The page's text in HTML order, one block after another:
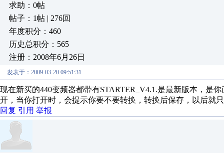
求助：0帖
帖子：1帖 | 276回
年度积分：460
历史总积分：565
注册：2008年6月26日
发表于：2009-03-20 09:51:31
现在新买的440变频器都带有STARTER_V4.1.是最新版本，是
开，当你打开时，会提示你要不要转换，转换后保存，以后就
回复 引用 举报